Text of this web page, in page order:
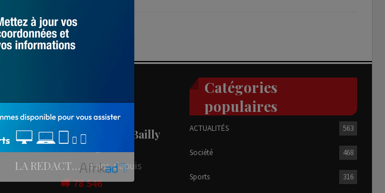
PEOPLE
People : L’artiste Blanche Bailly
en tournage…
LA REDACTION
4 ans depuis
78 546
Catégories
populaires
ACTUALITÉS 563
Société 468
Sports 316